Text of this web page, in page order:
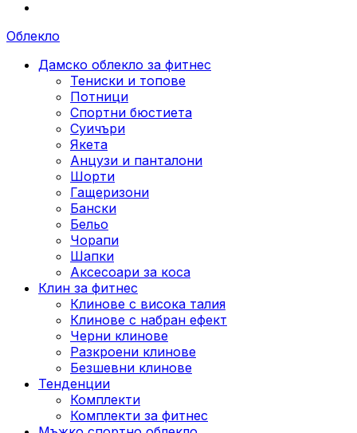
Облекло
Дамско облекло за фитнес
Тениски и топове
Потници
Спортни бюстиета
Суичъри
Якета
Aнцузи и панталони
Шорти
Гащеризони
Бански
Бельо
Чорапи
Шапки
Аксесоари за коса
Клин за фитнес
Клинове с висока талия
Клинове с набран ефект
Черни клинове
Разкроени клинове
Безшевни клинове
Тенденции
Комплекти
Комплекти за фитнес